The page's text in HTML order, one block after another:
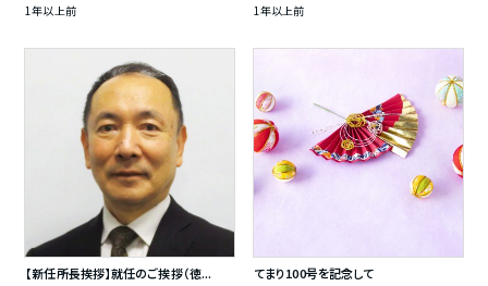
1年以上前 1年以上前
【新任所長挨拶】就任のご挨拶（徳... てまり100号を記念して